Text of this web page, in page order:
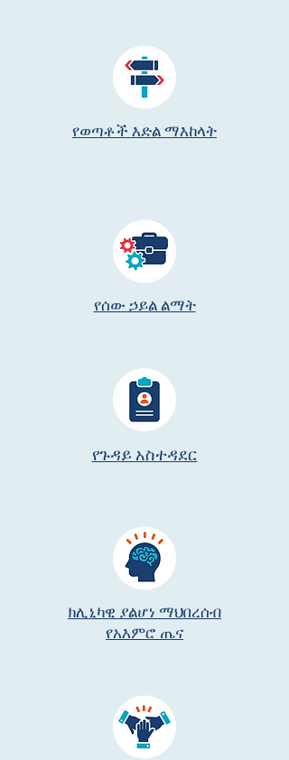
የወጣቶች እድል ማእከላት
የሰው ኃይል ልማት
የጉዳይ አስተዳደር
ክሊኒካዊ ያልሆነ ማህበረሰብ
የአእምሮ ጤና